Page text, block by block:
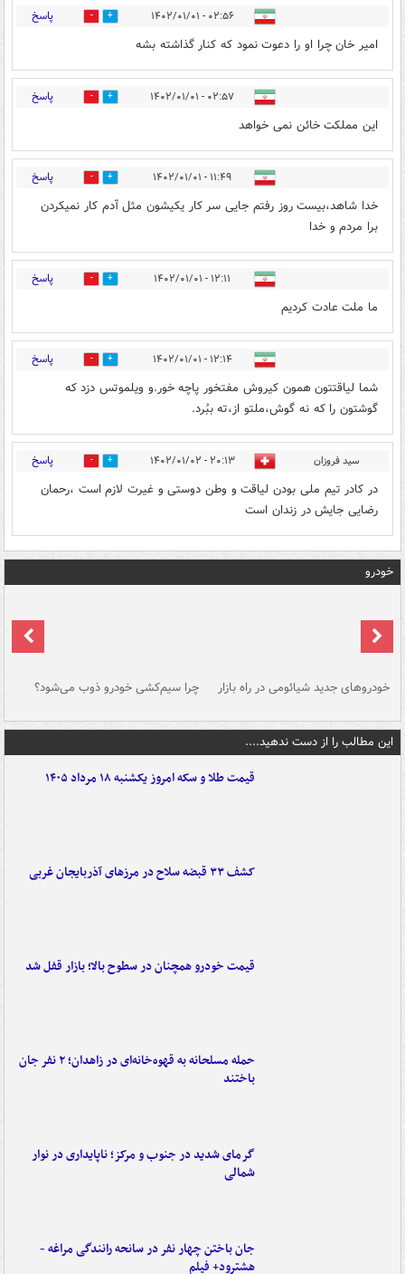
۰۲:۵۶ - ۱۴۰۲/۰۱/۰۱ 0 پاسخ
امیر خان چرا او را دعوت نمود که کنار گذاشته بشه
۰۲:۵۷ - ۱۴۰۲/۰۱/۰۱ 1 پاسخ
این مملکت خائن نمی خواهد
۱۱:۴۹ - ۱۴۰۲/۰۱/۰۱ 0 پاسخ
خدا شاهد،بیست روز رفتم جایی سر کار یکیشون مثل آدم کار نمیکردن
برا مردم و خدا
۱۲:۱۱ - ۱۴۰۲/۰۱/۰۱ 3 پاسخ
ما ملت عادت کردیم
۱۲:۱۴ - ۱۴۰۲/۰۱/۰۱ 1 پاسخ
شما لیاقتتون همون کیروش مفتخور پاچه خور.و ویلموتس دزد که
گوشتون را که نه گوش،ملتو از،ته ببُرد.
سید فروزان ۲۰:۱۳ - ۱۴۰۲/۰۱/۰۲ 0 پاسخ
در کادر تیم ملی بودن لیاقت و وطن دوستی و غیرت لازم است ،رحمان
رضایی جایش در زندان است
خودرو
خودروهای جدید شیائومی در راه بازار چرا سیم‌کشی خودرو ذوب می‌شود؟
این مطالب را از دست ندهید....
قیمت طلا و سکه امروز یکشنبه ۱۸ مرداد ۱۴۰۵
کشف ۳۳ قبضه سلاح در مرزهای آذربایجان غربی
قیمت خودرو همچنان در سطوح بالا؛ بازار قفل شد
حمله مسلحانه به قهوه‌خانه‌ای در زاهدان؛ ۲ نفر جان
باختند
گرمای شدید در جنوب و مرکز؛ ناپایداری در نوار
شمالی
جان باختن چهار نفر در سانحه رانندگی مراغه -
هشترود+ فیلم